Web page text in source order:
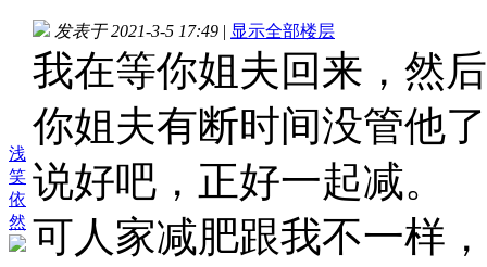
浅
笑
依
然
发表于 2021-3-5 17:49 | 显示全部楼层
我在等你姐夫回来，然
你姐夫有断时间没管他
说好吧，正好一起减。
可人家减肥跟我不一样